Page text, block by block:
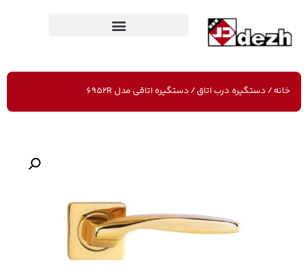
خانه/ دستگیره درب اتاق/ دستگیره اتاقی مدل 6952R